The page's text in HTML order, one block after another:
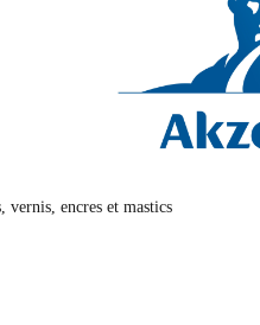
vernis, encres et mastics